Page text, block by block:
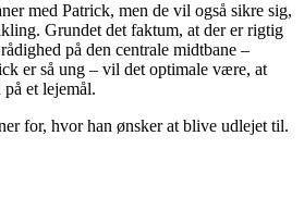
med Patrick, men de vil også sikre sig,
Grundet det faktum, at der er rigtig
på den centrale midtbane –
er så ung – vil det optimale være, at
et lejemål.
for, hvor han ønsker at blive udlejet til.